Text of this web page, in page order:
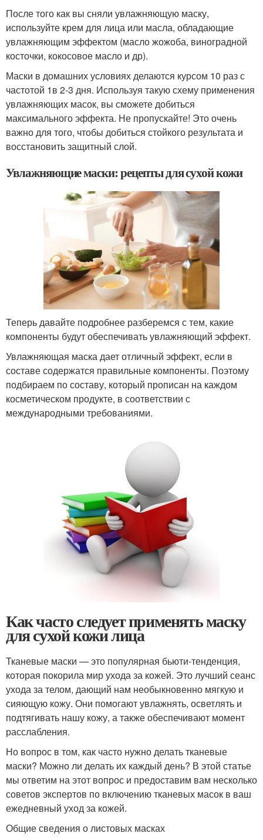
После того как вы сняли увлажняющую маску,
используйте крем для лица или масла, обладающие
увлажняющим эффектом (масло жожоба, виноградной
косточки, кокосовое масло и др).
Маски в домашних условиях делаются курсом 10 раз с
частотой 1в 2-3 дня. Используя такую схему применения
увлажняющих масок, вы сможете добиться
максимального эффекта. Не пропускайте! Это очень
важно для того, чтобы добиться стойкого результата и
восстановить защитный слой.
Увлажняющие маски: рецепты для сухой кожи
Теперь давайте подробнее разберемся с тем, какие
компоненты будут обеспечивать увлажняющий эффект.
Увлажняющая маска дает отличный эффект, если в
составе содержатся правильные компоненты. Поэтому
подбираем по составу, который прописан на каждом
косметическом продукте, в соответствии с
международными требованиями.
Как часто следует применять маску
для сухой кожи лица
Тканевые маски — это популярная бьюти-тенденция,
которая покорила мир ухода за кожей. Это лучший сеанс
ухода за телом, дающий нам необыкновенно мягкую и
сияющую кожу. Они помогают увлажнять, осветлять и
подтягивать нашу кожу, а также обеспечивают момент
расслабления.
Но вопрос в том, как часто нужно делать тканевые
маски? Можно ли делать их каждый день? В этой статье
мы ответим на этот вопрос и предоставим вам несколько
советов экспертов по включению тканевых масок в ваш
ежедневный уход за кожей.
Общие сведения о листовых масках